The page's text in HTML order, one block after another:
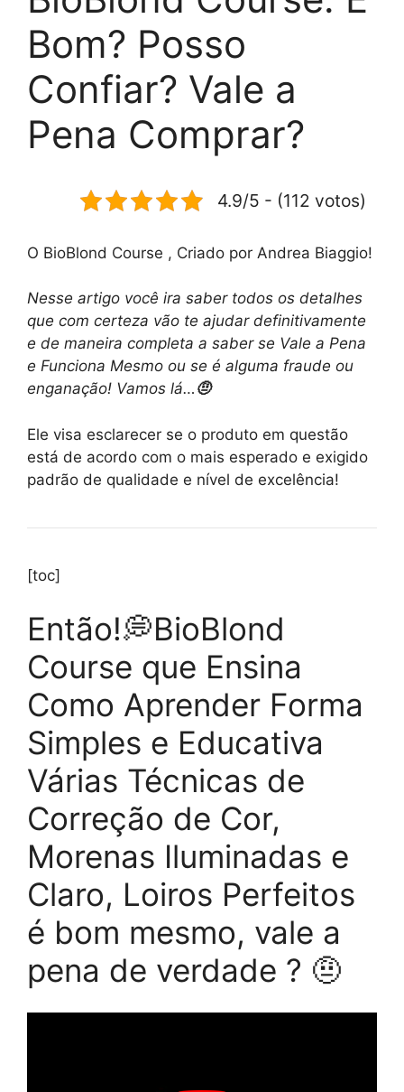
Bom? Posso
Confiar? Vale a
Pena Comprar?
4.9/5 - (112 votos)
O BioBlond Course , Criado por Andrea Biaggio!
Nesse artigo você ira saber todos os detalhes
que com certeza vão te ajudar definitivamente
e de maneira completa a saber se Vale a Pena
e Funciona Mesmo ou se é alguma fraude ou
enganação! Vamos lá… 🤨
Ele visa esclarecer se o produto em questão
está de acordo com o mais esperado e exigido
padrão de qualidade e nível de excelência!
[toc]
Então!💭BioBlond
Course que Ensina
Como Aprender Forma
Simples e Educativa
Várias Técnicas de
Correção de Cor,
Morenas Iluminadas e
Claro, Loiros Perfeitos
é bom mesmo, vale a
pena de verdade ? 🤨